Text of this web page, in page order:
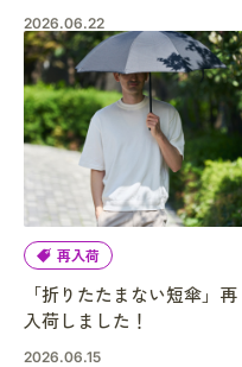
2026.06.22
再入荷
「折りたたまない短傘」再
入荷しました！
2026.06.15